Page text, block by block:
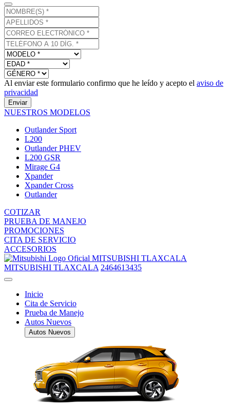
Al enviar este formulario confirmo que he leído y acepto el aviso de
privacidad
Enviar
NUESTROS MODELOS
Outlander Sport
L200
Outlander PHEV
L200 GSR
Mirage G4
Xpander
Xpander Cross
Outlander
COTIZAR
PRUEBA DE MANEJO
PROMOCIONES
CITA DE SERVICIO
ACCESORIOS
MITSUBISHI TLAXCALA
MITSUBISHI TLAXCALA 2464613435
Inicio
Cita de Servicio
Prueba de Manejo
Autos Nuevos
Autos Nuevos